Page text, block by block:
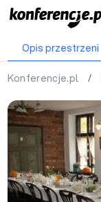
Opis przestrzeni
Konferencje.pl /